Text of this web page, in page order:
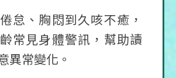
怠、胸悶到久咳不癒，
常見身體警訊，幫助讀
異常變化。